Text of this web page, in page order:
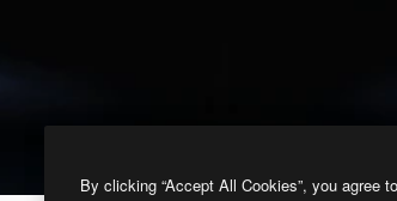
By clicking “Accept All Cookies”, you agree